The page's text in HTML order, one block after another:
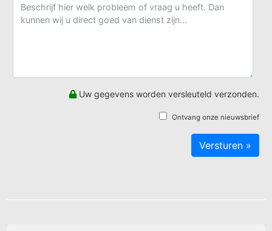
Uw gegevens worden versleuteld verzonden.
Ontvang onze nieuwsbrief